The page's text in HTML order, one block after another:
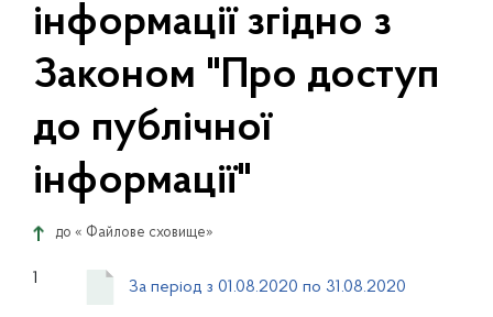
інформації згідно з
Законом "Про доступ
до публічної
інформації"
до « Файлове сховище»
1 За період з 01.08.2020 по 31.08.2020